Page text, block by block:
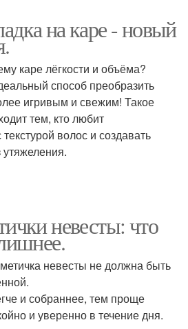
на каре - новый
каре лёгкости и объёма?
способ преобразить
игривым и свежим! Такое
тем, кто любит
волос и создавать
невесты: что
невесты не должна быть
и собраннее, тем проще
и уверенно в течение дня.